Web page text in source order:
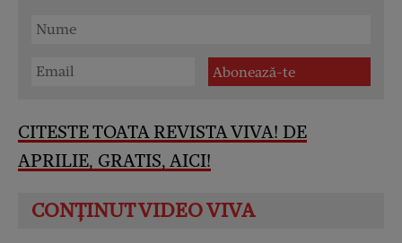
CITESTE TOATA REVISTA VIVA! DE
APRILIE, GRATIS, AICI!